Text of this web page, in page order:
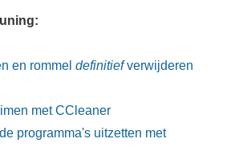
en rommel definitiefverwijderen
met CCleaner
programma's uitzetten met